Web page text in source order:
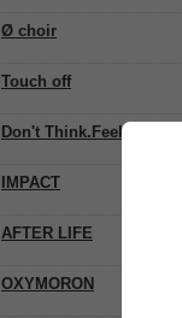
Ø choir
Touch off
Don't Think.Feel
IMPACT
AFTER LIFE
OXYMORON